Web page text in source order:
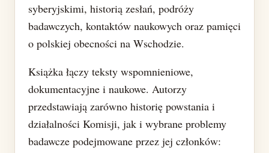
syberyjskimi, historią zesłań, podróży
badawczych, kontaktów naukowych oraz pamięci
o polskiej obecności na Wschodzie.
Książka łączy teksty wspomnieniowe,
dokumentacyjne i naukowe. Autorzy
przedstawiają zarówno historię powstania i
działalności Komisji, jak i wybrane problemy
badawcze podejmowane przez jej członków: